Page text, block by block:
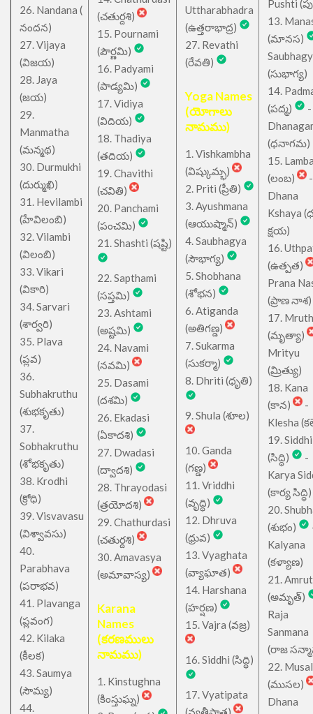
26. Nandana (
నందన)
27. Vijaya
(విజయ)
28. Jaya
(జయ)
29.
Manmatha
(మన్మథ)
30. Durmukhi
(దుర్ముఖి)
31. Hevilambi
(హేవిలంబి)
32. Vilambi
(విలంబి)
33. Vikari
(వికారి)
34. Sarvari
(శార్వరి)
35. Plava
(ప్లవ)
36.
Subhakruthu
(శుభకృతు)
37.
Sobhakruthu
(శోభకృతు)
38. Krodhi
(క్రోధి)
39. Visvavasu
(విశ్వావసు)
40.
Parabhava
(పరాభవ)
41. Plavanga
(ప్లవంగ)
42. Kilaka
(కీలక)
43. Saumya
(సౌమ్య)
44.
(చతుర్దశి)
15. Pournami
(పౌర్ణమి)
16. Padyami
(పాడ్యమి)
17. Vidiya
(విదియ)
18. Thadiya
(తదియ)
19. Chavithi
(చవితి)
20. Panchami
(పంచమి)
21. Shashti (షష్టి)
22. Sapthami
(సప్తమి)
23. Ashtami
(అష్టమి)
24. Navami
(నవమి)
25. Dasami
(దశమి)
26. Ekadasi
(ఏకాదశి)
27. Dwadasi
(ద్వాదశి)
28. Thrayodasi
(త్రయోదశి)
29. Chathurdasi
(చతుర్దశి)
30. Amavasya
(అమావాస్య)
Karana
Names
(కరణములు
నామము)
1. Kinstughna
(కింస్తుఘ్న)
Uttharabhadra
(ఉత్తరాభాద్ర)
27. Revathi
(రేవతి)
Yoga Names
(యోగాలు
నామము)
1. Vishkambha
(విష్కుమ్భ)
2. Priti (ప్రీతి)
3. Ayushmana
(ఆయుష్మాన్)
4. Saubhagya
(సౌభాగ్య)
5. Shobhana
(శోభన)
6. Atiganda
(అతిగణ్డ)
7. Sukarma
(సుకర్మా)
8. Dhriti (ధృతి)
9. Shula (శూల)
10. Ganda
(గణ్డ)
11. Vriddhi
(వృద్ధి)
12. Dhruva
(ధ్రువ)
13. Vyaghata
(వ్యాఘాత)
14. Harshana
(హర్షణ)
15. Vajra (వజ్ర)
16. Siddhi (సిద్ధి)
17. Vyatipata
Pushti
13.
(మానస)
(సుభాగ్య)
14.
(పద్మ)
-
(ధనాగమ)
15.
(లంబ)
-
Dhana
Kshaya
క్షయ)
16.
(ఉత్పత)
Prana
(ప్రాణ నాశ)
17.
(మృత్యా)
Mrityu
(మ్రిత్యు)
18. Kana
(కాన)
-
Klesha
19. Siddhi
(సిద్ధి)
-
Karya
(కార్య సిద్ధి)
20.
(శుభం)
Kalyana
(కళ్యాణ)
21.
(అమృత్)
Raja
Sanmana
(రాజ
22.
(ముసల)
Dhana